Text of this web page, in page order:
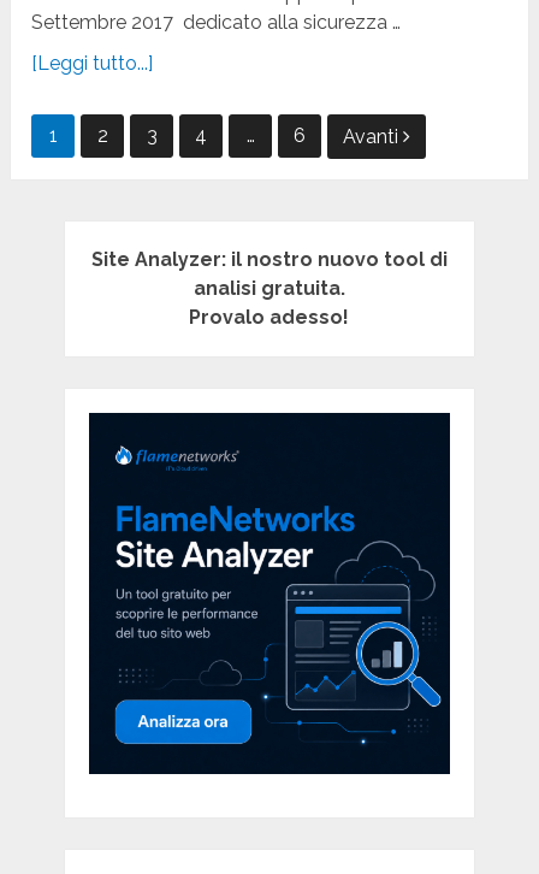
Settembre 2017 dedicato alla sicurezza …
[Leggi tutto...]
Paginazione
1 2 3 4 … 6 Avanti
Site Analyzer: il nostro nuovo tool di
analisi gratuita.
Provalo adesso!